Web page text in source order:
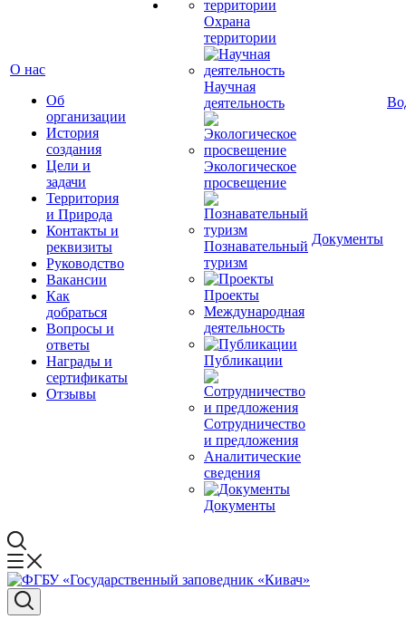
О нас
Об
организации
История
создания
Цели и
задачи
Территория
и Природа
Контакты и
реквизиты
Руководство
Вакансии
Как
добраться
Вопросы и
ответы
Награды и
сертификаты
Отзывы
Охрана
территории
Научная
деятельность
Экологическое
просвещение
Познавательный
туризм
Проекты
Международная
деятельность
Публикации
Сотрудничество
и предложения
Аналитические
сведения
Документы
Документы